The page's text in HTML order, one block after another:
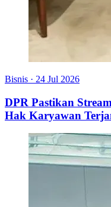
Bisnis · 24 Jul 2026
DPR Pastikan
Hak Karyawan